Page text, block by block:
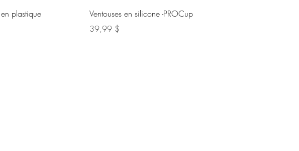
Aperçu rapide
plastique
Aperçu rapide
Ventouses en silicone -PROCup
Prix
39,99 $